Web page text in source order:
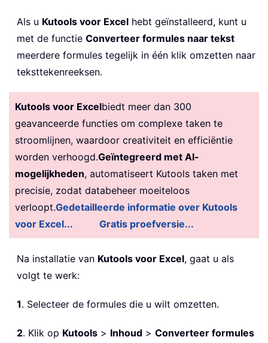
Als u Kutools voor Excel hebt geïnstalleerd, kunt u
met de functie Converteer formules naar tekst
meerdere formules tegelijk in één klik omzetten naar
teksttekenreeksen.
Kutools voor Excelbiedt meer dan 300
geavanceerde functies om complexe taken te
stroomlijnen, waardoor creativiteit en efficiëntie
worden verhoogd.Geïntegreerd met AI-
mogelijkheden, automatiseert Kutools taken met
precisie, zodat databeheer moeiteloos
verloopt.Gedetailleerde informatie over Kutools
voor Excel...
Gratis proefversie...
Na installatie van Kutools voor Excel, gaat u als
volgt te werk:
1. Selecteer de formules die u wilt omzetten.
2. Klik op Kutools > Inhoud > Converteer formules